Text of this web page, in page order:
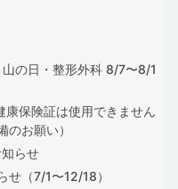
の日・整形外科 8/7〜8/1
康保険証は使用できません
のお願い）
らせ
せ（7/1〜12/18）